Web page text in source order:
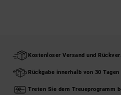
Kostenloser Versand und
Rückgabe innerhalb von 30 Tagen
Treten Sie dem Treueprogramm